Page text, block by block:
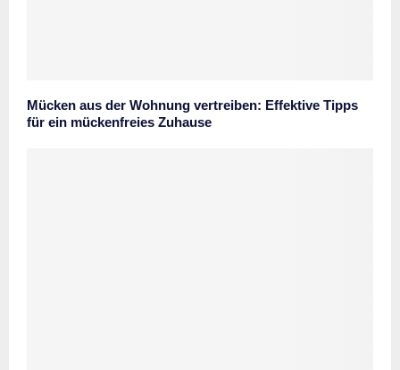
Mücken aus der Wohnung vertreiben: Effektive Tipps
für ein mückenfreies Zuhause